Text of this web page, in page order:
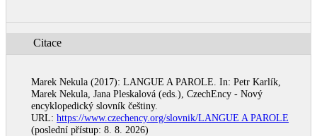
Citace
Marek Nekula (2017): LANGUE A PAROLE. In: Petr Karlík,
Marek Nekula, Jana Pleskalová (eds.), CzechEncy - Nový
encyklopedický slovník češtiny.
URL: https://www.czechency.org/slovnik/LANGUE A PAROLE
(poslední přístup: 8. 8. 2026)